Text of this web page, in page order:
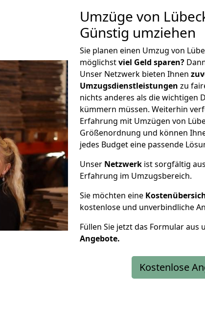
Umzüge von
Günstig umziehen
Sie planen einen Umzug von
möglichstviel Geld sparen?
Unser Netzwerk bieten Ihnen
Umzugsdienstleistungen zu
nichts anderes als die wichtigen
kümmern müssen. Weiterhin
Erfahrung mit Umzügen von
Größenordnung und können
jedes Budget eine passende
Unser Netzwerk ist sorgfältig
Erfahrung im Umzugsbereich.
Sie möchten eine
kostenlose und unverbindliche
Füllen Sie jetzt das Formular aus
Angebote.
Kostenlose